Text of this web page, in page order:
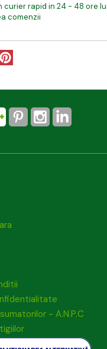
curier rapid in 24 - 48 ore
comenzii
- A.N.P.C